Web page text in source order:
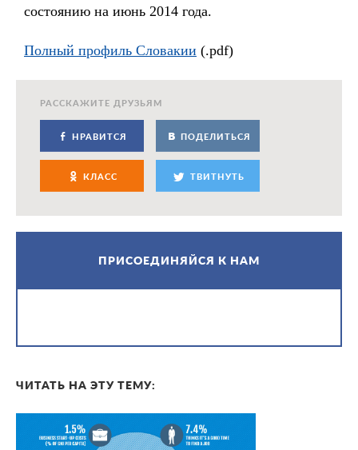
состоянию на июнь 2014 года.
Полный профиль Словакии (.pdf)
РАССКАЖИТЕ ДРУЗЬЯМ
НРАВИТСЯ ПОДЕЛИТЬСЯ
КЛАСС ТВИТНУТЬ
ПРИСОЕДИНЯЙСЯ К НАМ
ЧИТАТЬ НА ЭТУ ТЕМУ: